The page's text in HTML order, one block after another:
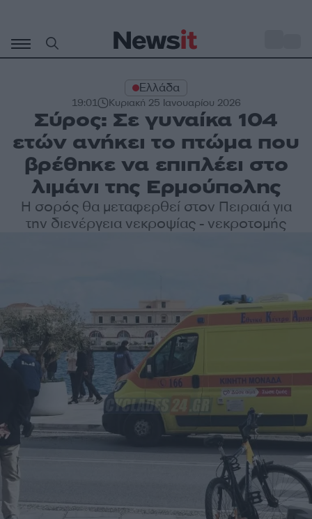
περιεχόμενο
Ελλάδα
19:01 Κυριακή 25 Ιανουαρίου 2026
Σύρος: Σε γυναίκα 104
ετών ανήκει το πτώμα που
βρέθηκε να επιπλέει στο
λιμάνι της Ερμούπολης
H σορός θα μεταφερθεί στον Πειραιά για
την διενέργεια νεκροψίας - νεκροτομής